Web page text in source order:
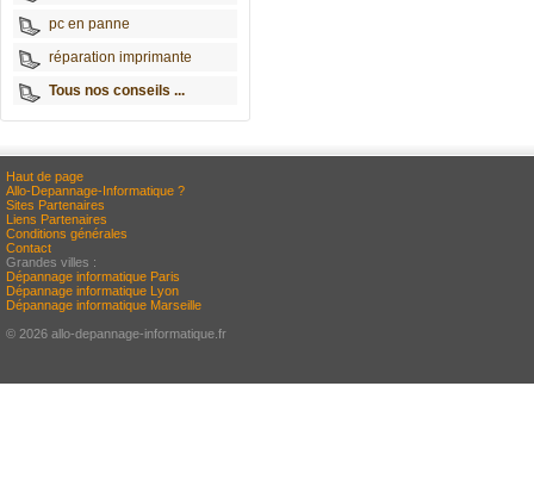
pc en panne
réparation imprimante
Tous nos conseils ...
Haut de page
Allo-Depannage-Informatique ?
Sites Partenaires
Liens Partenaires
Conditions générales
Contact
Grandes villes :
Dépannage informatique Paris
Dépannage informatique Lyon
Dépannage informatique Marseille
© 2026 allo-depannage-informatique.fr